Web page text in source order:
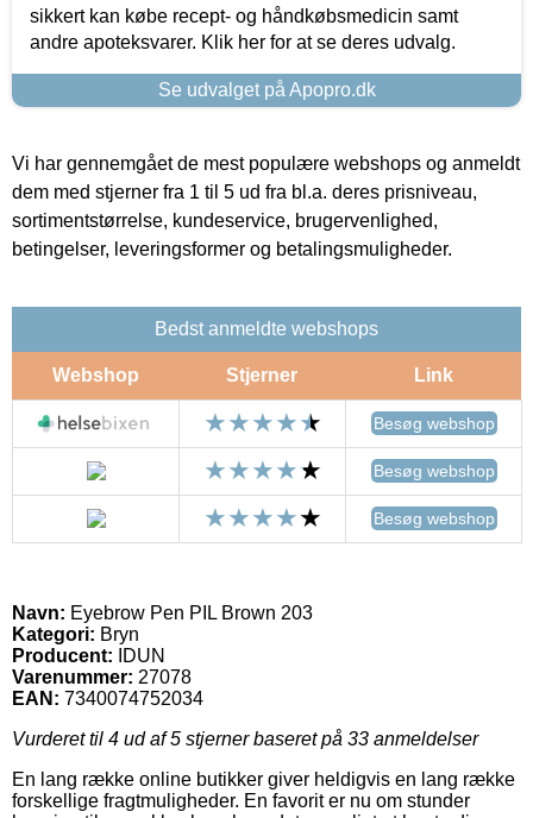
sikkert kan købe recept- og håndkøbsmedicin samt
andre apoteksvarer. Klik her for at se deres udvalg.
Se udvalget på Apopro.dk
Vi har gennemgået de mest populære webshops og anmeldt
dem med stjerner fra 1 til 5 ud fra bl.a. deres prisniveau,
sortimentstørrelse, kundeservice, brugervenlighed,
betingelser, leveringsformer og betalingsmuligheder.
Bedst anmeldte webshops
Webshop Stjerner Link
Besøg webshop
Besøg webshop
Besøg webshop
Navn: Eyebrow Pen PIL Brown 203
Kategori: Bryn
Producent:
IDUN
Varenummer: 27078
EAN: 7340074752034
Vurderet til 4 ud af 5 stjerner baseret på 33 anmeldelser
En lang række online butikker giver heldigvis en lang række
forskellige fragtmuligheder. En favorit er nu om stunder